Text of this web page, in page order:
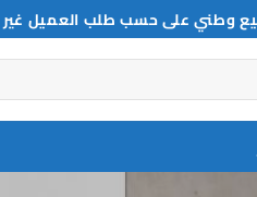
وطني على حسب طلب العميل غير